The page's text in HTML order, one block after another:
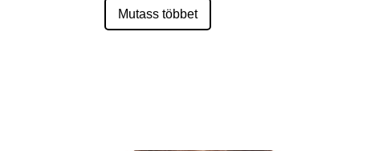
Mutass többet